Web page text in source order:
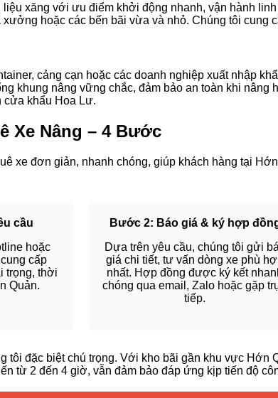
xăng với ưu điểm khởi động nhanh, vận hành
hoặc các bến bãi vừa và nhỏ. Chúng tôi cung
cảng cạn hoặc các doanh nghiệp xuất nhập
khung nâng vững chắc, đảm bảo an toàn khi
cửa khẩu Hoa Lư.
Xe Nâng – 4 Bước
xe đơn giản, nhanh chóng, giúp khách hàng tại
cầu
hoặc
cấp
trọng, thời
Quản.
Bước 2: Báo giá & ký hợp
Dựa trên yêu cầu, chúng tôi gửi
giá chi tiết, tư vấn dòng xe phù
nhất. Hợp đồng được ký kết
chóng qua email, Zalo hoặc gặp
tiếp.
tôi đặc biệt chú trọng. Với kho bãi gần khu vực
từ 2 đến 4 giờ, vẫn đảm bảo đáp ứng kịp tiến độ